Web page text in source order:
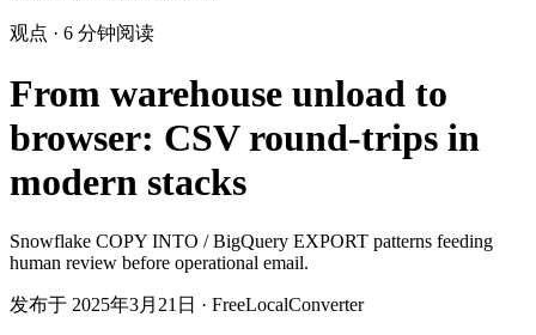
观点 · 6 分钟阅读
From warehouse unload to
browser: CSV round-trips in
modern stacks
Snowflake COPY INTO / BigQuery EXPORT patterns feeding
human review before operational email.
发布于 2025年3月21日 · FreeLocalConverter